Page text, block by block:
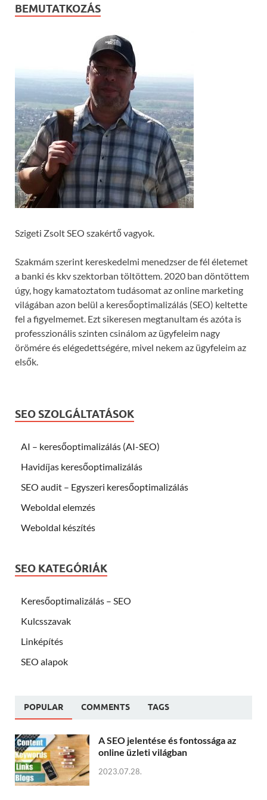
BEMUTATKOZÁS
Szigeti Zsolt SEO szakértő vagyok.
Szakmám szerint kereskedelmi menedzser de fél életemet
a banki és kkv szektorban töltöttem. 2020 ban döntöttem
úgy, hogy kamatoztatom tudásomat az online marketing
világában azon belül a keresőoptimalizálás (SEO) keltette
fel a figyelmemet. Ezt sikeresen megtanultam és azóta is
professzionális szinten csinálom az ügyfeleim nagy
örömére és elégedettségére, mivel nekem az ügyfeleim az
elsők.
SEO SZOLGÁLTATÁSOK
AI – keresőoptimalizálás (AI-SEO)
Havidíjas keresőoptimalizálás
SEO audit – Egyszeri keresőoptimalizálás
Weboldal elemzés
Weboldal készítés
SEO KATEGÓRIÁK
Keresőoptimalizálás – SEO
Kulcsszavak
Linképítés
SEO alapok
POPULAR COMMENTS TAGS
A SEO jelentése és fontossága az
online üzleti világban
2023.07.28.